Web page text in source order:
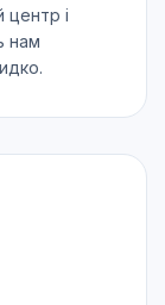
центр і
нам